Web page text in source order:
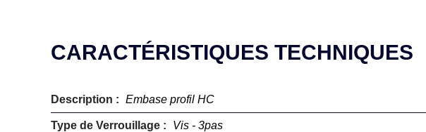
CARACTÉRISTIQUES TECHNIQUES
Description : Embase profil HC
Type de Verrouillage : Vis - 3pas